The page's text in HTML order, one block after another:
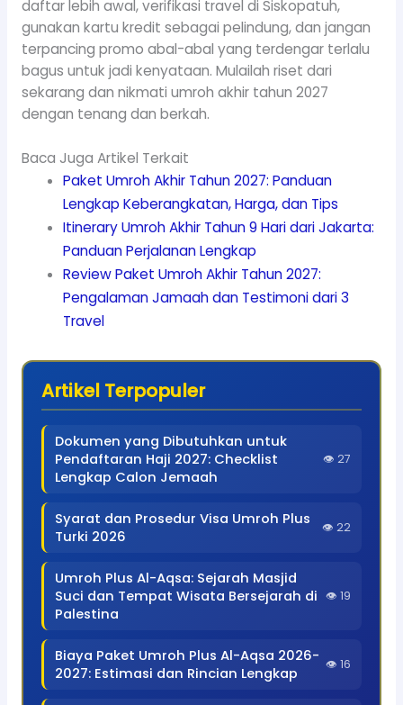
daftar lebih awal, verifikasi travel di Siskopatuh,
gunakan kartu kredit sebagai pelindung, dan jangan
terpancing promo abal-abal yang terdengar terlalu
bagus untuk jadi kenyataan. Mulailah riset dari
sekarang dan nikmati umroh akhir tahun 2027
dengan tenang dan berkah.
Baca Juga Artikel Terkait
Paket Umroh Akhir Tahun 2027: Panduan
Lengkap Keberangkatan, Harga, dan Tips
Itinerary Umroh Akhir Tahun 9 Hari dari Jakarta:
Panduan Perjalanan Lengkap
Review Paket Umroh Akhir Tahun 2027:
Pengalaman Jamaah dan Testimoni dari 3
Travel
Artikel Terpopuler
Dokumen yang Dibutuhkan untuk
Pendaftaran Haji 2027: Checklist
Lengkap Calon Jemaah
👁 27
Syarat dan Prosedur Visa Umroh Plus
Turki 2026
👁 22
Umroh Plus Al-Aqsa: Sejarah Masjid
Suci dan Tempat Wisata Bersejarah di
Palestina
👁 19
Biaya Paket Umroh Plus Al-Aqsa 2026-
2027: Estimasi dan Rincian Lengkap
👁 16